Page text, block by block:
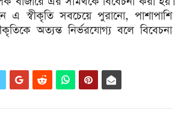
এ স্বীকৃতি সবচেয়ে পুরানো, পাশাপাশি
অত্যন্ত নির্ভরযোগ্য বলে বিবেচনা